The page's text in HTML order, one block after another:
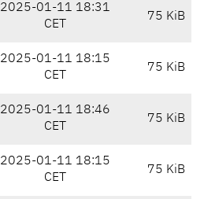
2025-01-11 18:31
CET
75 KiB
2025-01-11 18:15
CET
75 KiB
2025-01-11 18:46
CET
75 KiB
2025-01-11 18:15
CET
75 KiB